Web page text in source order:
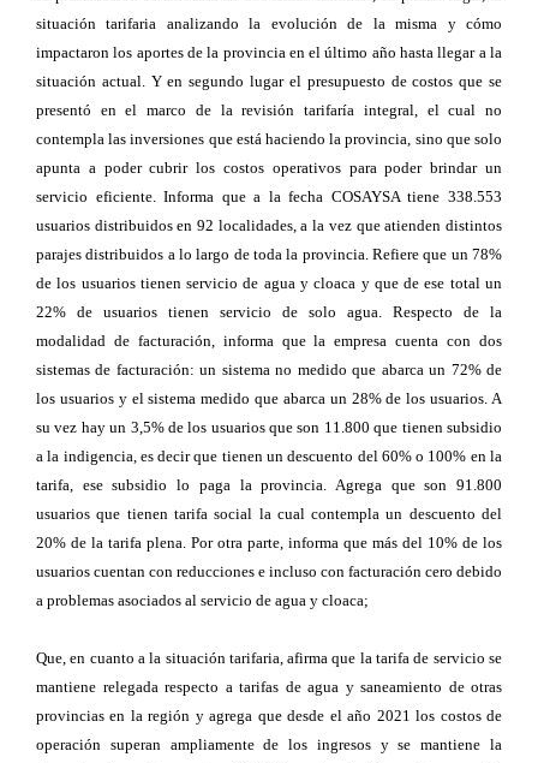
situación tarifaria analizando la evolución de la misma y cómo
impactaron los aportes de la provincia en el último año hasta llegar a la
situación actual. Y en segundo lugar el presupuesto de costos que se
presentó en el marco de la revisión tarifaría integral, el cual no
contempla las inversiones que está haciendo la provincia, sino que solo
apunta a poder cubrir los costos operativos para poder brindar un
servicio eficiente. Informa que a la fecha COSAYSA tiene 338.553
usuarios distribuidos en 92 localidades, a la vez que atienden distintos
parajes distribuidos a lo largo de toda la provincia. Refiere que un 78%
de los usuarios tienen servicio de agua y cloaca y que de ese total un
22% de usuarios tienen servicio de solo agua. Respecto de la
modalidad de facturación, informa que la empresa cuenta con dos
sistemas de facturación: un sistema no medido que abarca un 72% de
los usuarios y el sistema medido que abarca un 28% de los usuarios. A
su vez hay un 3,5% de los usuarios que son 11.800 que tienen subsidio
a la indigencia, es decir que tienen un descuento del 60% o 100% en la
tarifa, ese subsidio lo paga la provincia. Agrega que son 91.800
usuarios que tienen tarifa social la cual contempla un descuento del
20% de la tarifa plena. Por otra parte, informa que más del 10% de los
usuarios cuentan con reducciones e incluso con facturación cero debido
a problemas asociados al servicio de agua y cloaca;
Que, en cuanto a la situación tarifaria, afirma que la tarifa de servicio se
mantiene relegada respecto a tarifas de agua y saneamiento de otras
provincias en la región y agrega que desde el año 2021 los costos de
operación superan ampliamente de los ingresos y se mantiene la